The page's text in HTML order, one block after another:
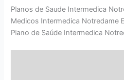
Planos de Saude Intermedica
Medicos Intermedica Notredame
Plano de Saúde Intermedica